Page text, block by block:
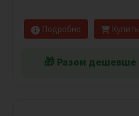
Подробно Купить
🎁 Разом дешевше